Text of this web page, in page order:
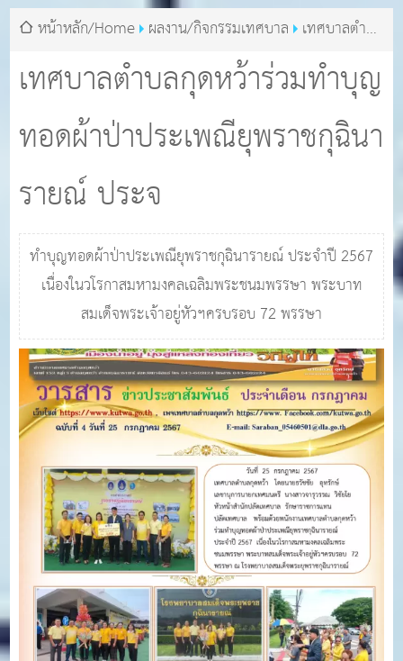
เทศบาลตำบลกุดหว้าร่วมทำบุญ
ทอดผ้าป่าประเพณียุพราชกุฉินา
รายณ์ ประจ
หน้าหลัก/Home ผลงาน/กิจกรรมเทศบาล เทศบาลตำบล
กุดหว้าร่วมทำบุญทอดผ้าป่าประเพณียุพราชกุฉินารายณ์ ประจ
ทำบุญทอดผ้าป่าประเพณียุพราชกุฉินารายณ์ ประจำปี 2567
เนื่องในวโรกาสมหามงคลเฉลิมพระชนมพรรษา พระบาท
สมเด็จพระเจ้าอยู่หัวฯครบรอบ 72 พรรษา